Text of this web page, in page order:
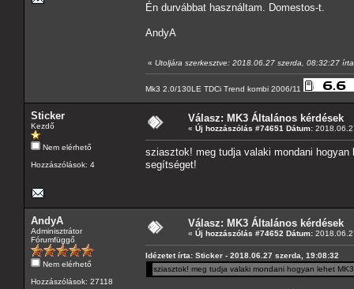
Én durvábbat használtam. Domestos-t.
AndyA
« Utoljára szerkesztve: 2018.06.27 szerda, 08:32:27
Mk3 2.0/130LE TDCi Trend kombi 2006/11
Sticker
Kezdő
Nem elérhető
Hozzászólások: 4
Válasz: MK3 Általános kérdések
« Új hozzászólás #74651 Dátum:
sziasztok! meg tudja valaki mondani
segítséget!
AndyA
Adminisztrátor
Fórumfüggő
Nem elérhető
Hozzászólások: 27118
Válasz: MK3 Általános kérdések
« Új hozzászólás #74652 Dátum:
Idézetet írta: Sticker - 2018.06.27 szerda, 19:08:32
sziasztok! meg tudja valaki mondani hogyan lehet